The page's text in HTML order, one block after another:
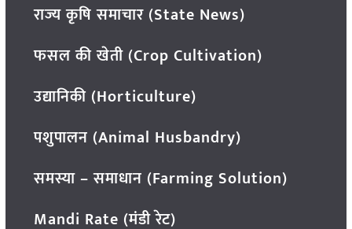
राज्य कृषि समाचार (State News)
फसल की खेती (Crop Cultivation)
उद्यानिकी (Horticulture)
पशुपालन (Animal Husbandry)
समस्या – समाधान (Farming Solution)
Mandi Rate (मंडी रेट)